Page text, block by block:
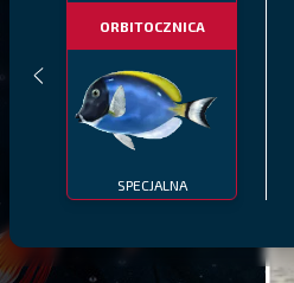
ORBITOCZNICA
SPECJALNA